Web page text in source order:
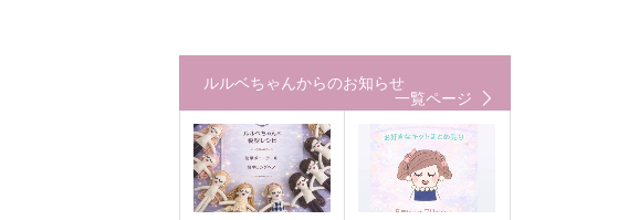
ルルベちゃんからのお知らせ
一覧ページ